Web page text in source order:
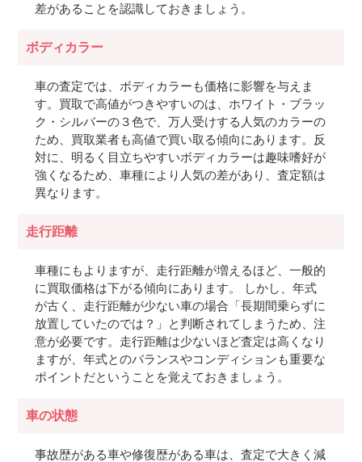
差があることを認識しておきましょう。
ボディカラー
車の査定では、ボディカラーも価格に影響を与えま
す。買取で高値がつきやすいのは、ホワイト・ブラッ
ク・シルバーの３色で、万人受けする人気のカラーの
ため、買取業者も高値で買い取る傾向にあります。反
対に、明るく目立ちやすいボディカラーは趣味嗜好が
強くなるため、車種により人気の差があり、査定額は
異なります。
走行距離
車種にもよりますが、走行距離が増えるほど、一般的
に買取価格は下がる傾向にあります。 しかし、年式
が古く、走行距離が少ない車の場合「長期間乗らずに
放置していたのでは？」と判断されてしまうため、注
意が必要です。走行距離は少ないほど査定は高くなり
ますが、年式とのバランスやコンディションも重要な
ポイントだということを覚えておきましょう。
車の状態
事故歴がある車や修復歴がある車は、査定で大きく減